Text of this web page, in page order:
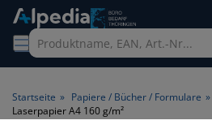
Startseite » Papiere / Bücher / Formulare »
Laserpapier A4 160 g/m²